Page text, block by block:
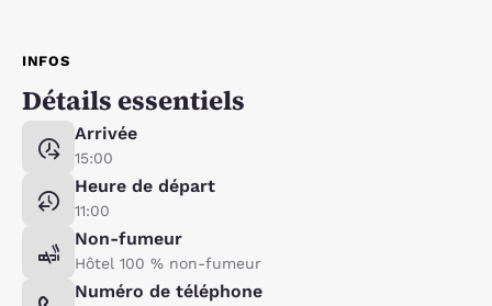
INFOS
Détails essentiels
Arrivée
15:00
Heure de départ
11:00
Non-fumeur
Hôtel 100 % non-fumeur
Numéro de téléphone